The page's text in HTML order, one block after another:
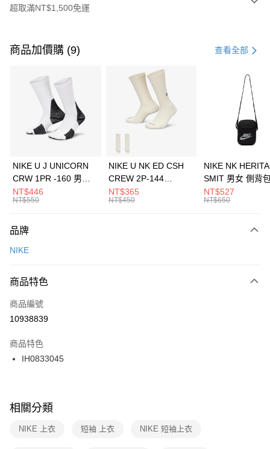
超取滿NT$1,500免運
信用卡一次付款
3 期 0 利率 每期 21家銀行
合作金庫商業銀行
第一商業銀行
華南商業銀行
彰化商業銀行
上海商業儲蓄銀行
元大商業銀行
台灣樂天信用卡公司
Apple Pay
全盈+PAY
AFTEE先享後付
【關於「AFTEE先享後付」】
便利好安心！
３．安心：先確認商品／服務後，再付款。
【「AFTEE先享後付」結帳流程】
１．於結帳方式選擇「AFTEE先享後付」後，將跳轉至「AFTEE先享後付」
２．訂單成立數日內，您將收到繳費通知簡訊。
３．收到繳費通知簡訊後14天內，點擊此簡訊中的連結，可透過四大超商／
ATM／網路銀行／等多元方式進行付款，方視為交易完成。
※ 交易是否成功請以「AFTEE先享後付 」之結帳頁面顯示為準，若有關於
是否繳費成功／繳費後需取消欲退款等相關疑問，請聯繫「AFTEE先享後付
客戶支援中心」
https://netprotections.freshdesk.com/support/home
運送方式
每筆NT$100，滿NT$1,500(含以上)免運費
宅配
每筆NT$100，滿NT$1,500(含以上)免運費
商品加價購 (9) 查看全部
NIKE U J UNICORN
CRW 1PR -160 男女
中統襪 FZ3393100
NT$446
NT$550
NIKE U NK ED CSH
CREW 2P-144
EMBRDY 男女 短統襪
FZ3073133
NT$365
NT$450
NIKE NK
SMIT 男女 側背
BA5871010
NT$527
NT$650
品牌
NIKE
商品特色
商品編號
10938839
商品特色
IH0833045
相關分類
NIKE 上衣 短袖 上衣 NIKE 短袖上衣